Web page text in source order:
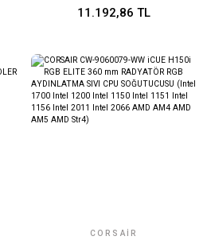
SOĞUTUCUSU (Intel 1700
Intel 2066 AMD AM4 AMD
AM5 AMD Str4)
11.192,86 TL
CORSAIR